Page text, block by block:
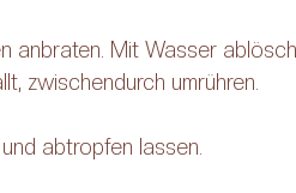
anbraten. Mit Wasser
zwischendurch umrühren.
abtropfen lassen.